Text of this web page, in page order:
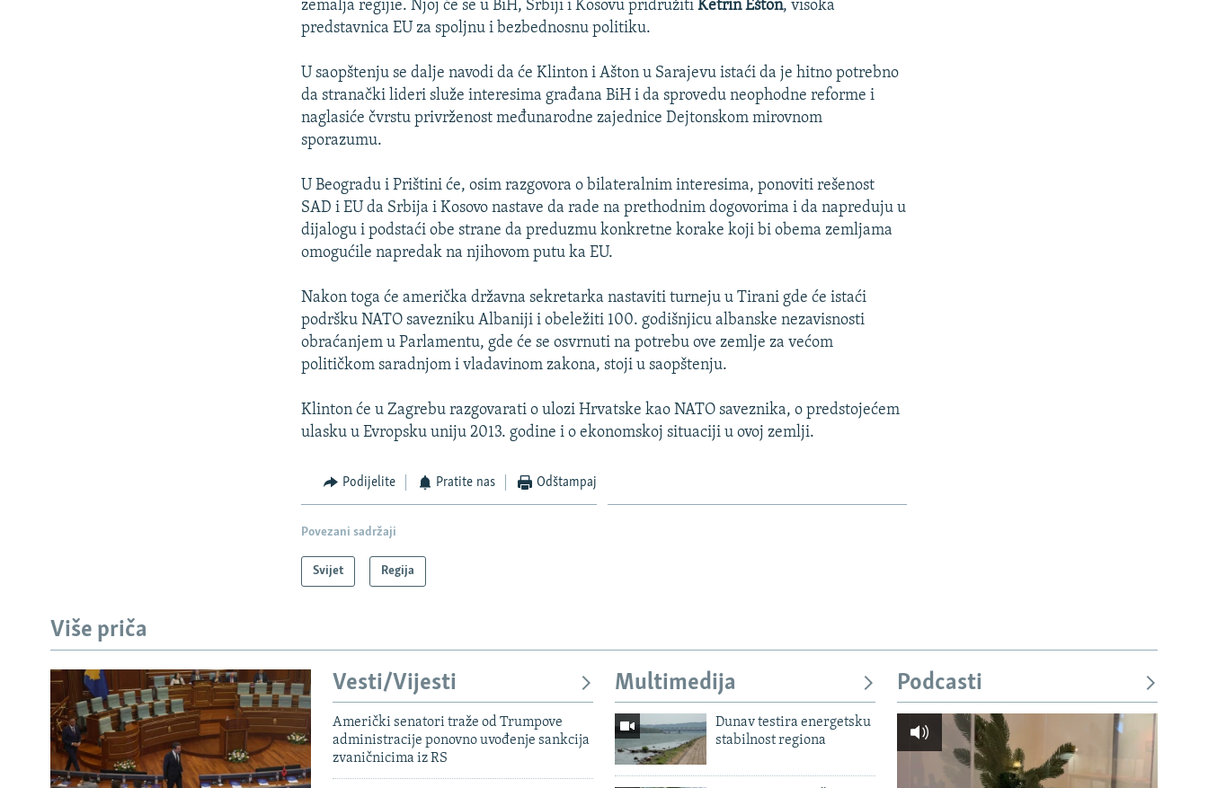
zemalja regijie. Njoj će se u BiH, Srbiji i Kosovu pridružitiKetrin Ešton, visoka
predstavnica EU za spoljnu i bezbednosnu politiku.
U saopštenju se dalje navodi da će Klinton i Ašton u Sarajevu istaći da je hitno potrebno
da stranački lideri služe interesima građana BiH i da sprovedu neophodne reforme i
naglasiće čvrstu privrženost međunarodne zajednice Dejtonskom mirovnom
sporazumu.
U Beogradu i Prištini će, osim razgovora o bilateralnim interesima, ponoviti rešenost
SAD i EU da Srbija i Kosovo nastave da rade na prethodnim dogovorima i da napreduju u
dijalogu i podstaći obe strane da preduzmu konkretne korake koji bi obema zemljama
omogućile napredak na njihovom putu ka EU.
Nakon toga će američka državna sekretarka nastaviti turneju u Tirani gde će istaći
podršku NATO savezniku Albaniji i obeležiti 100. godišnjicu albanske nezavisnosti
obraćanjem u Parlamentu, gde će se osvrnuti na potrebu ove zemlje za većom
političkom saradnjom i vladavinom zakona, stoji u saopštenju.
Klinton će u Zagrebu razgovarati o ulozi Hrvatske kao NATO saveznika, o predstojećem
ulasku u Evropsku uniju 2013. godine i o ekonomskoj situaciji u ovoj zemlji.
Podijelite Pratite nas Odštampaj
Povezani sadržaji
Svijet Regija
Više priča
Vesti/Vijesti
Američki senatori traže od Trumpove
administracije ponovno uvođenje sankcija
zvaničnicima iz RS
Multimedija
Dunav testira energetsku
stabilnost regiona
Podcasti